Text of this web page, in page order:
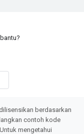
berdasarkan
contoh kode
mengetahui